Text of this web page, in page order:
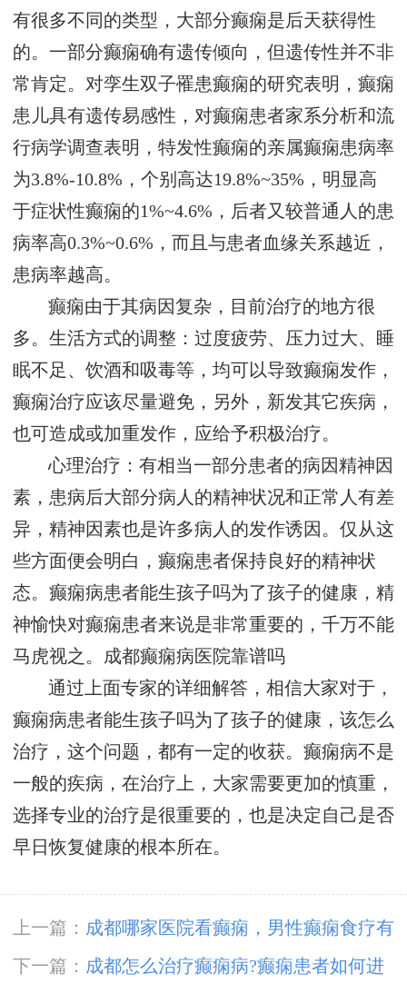
有很多不同的类型，大部分癫痫是后天获得性
的。一部分癫痫确有遗传倾向，但遗传性并不非
常肯定。对孪生双子罹患癫痫的研究表明，癫痫
患儿具有遗传易感性，对癫痫患者家系分析和流
行病学调查表明，特发性癫痫的亲属癫痫患病率
为3.8%-10.8%，个别高达19.8%~35%，明显高
于症状性癫痫的1%~4.6%，后者又较普通人的患
病率高0.3%~0.6%，而且与患者血缘关系越近，
患病率越高。
癫痫由于其病因复杂，目前治疗的地方很
多。生活方式的调整：过度疲劳、压力过大、睡
眠不足、饮酒和吸毒等，均可以导致癫痫发作，
癫痫治疗应该尽量避免，另外，新发其它疾病，
也可造成或加重发作，应给予积极治疗。
心理治疗：有相当一部分患者的病因精神因
素，患病后大部分病人的精神状况和正常人有差
异，精神因素也是许多病人的发作诱因。仅从这
些方面便会明白，癫痫患者保持良好的精神状
态。癫痫病患者能生孩子吗为了孩子的健康，精
神愉快对癫痫患者来说是非常重要的，千万不能
马虎视之。 成都癫痫病医院靠谱吗
通过上面专家的详细解答，相信大家对于，
癫痫病患者能生孩子吗为了孩子的健康，该怎么
治疗，这个问题，都有一定的收获。癫痫病不是
一般的疾病，在治疗上，大家需要更加的慎重，
选择专业的治疗是很重要的，也是决定自己是否
早日恢复健康的根本所在。
上一篇： 成都哪家医院看癫痫，男性癫痫食疗有
什么?
下一篇： 成都怎么治疗癫痫病?癫痫患者如何进